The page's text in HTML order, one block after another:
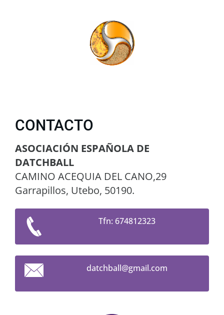
CONTACTO
ASOCIACIÓN ESPAÑOLA DE
DATCHBALL
CAMINO ACEQUIA DEL CANO,29
Garrapillos, Utebo, 50190.
Tfn: 674812323
datchball@gmail.com